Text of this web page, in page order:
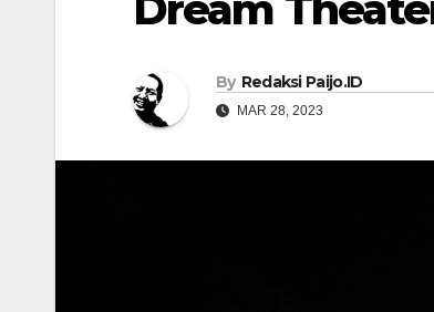
By Redaksi Paijo.ID
MAR 28, 2023